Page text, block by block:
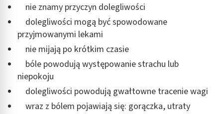
nie znamy przyczyn dolegliwości
dolegliwości mogą być spowodowane
przyjmowanymi lekami
nie mijają po krótkim czasie
bóle powodują występowanie strachu lub
niepokoju
dolegliwości powodują gwałtowne tracenie wagi
wraz z bólem pojawiają się: gorączka, utraty
Rozwój i ulepszanie usług
Wykorzystywanie ograniczonych danych do
wyboru treści
Funkcje specjalne IAB:
Użycie dokładnych danych geolokalizacyjnych
Identyfikowanie urządzeń na podstawie
aktywnie żądanych informacji